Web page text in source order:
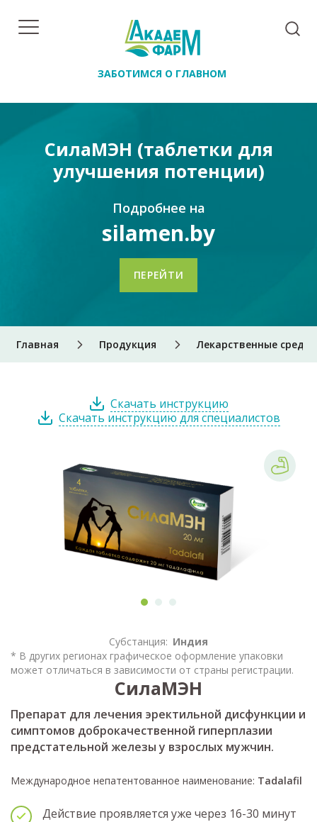
ЗАБОТИМСЯ О ГЛАВНОМ
Главная Продукция Лекарственные
СилаМЭН (таблетки для
улучшения потенции)
Подробнее на
silamen.by
ПЕРЕЙТИ
Скачать инструкцию
Скачать инструкцию для специалистов
Субстанция: Индия
* В других регионах графическое оформление упаковки
может отличаться в зависимости от страны регистрации.
СилаМЭН
Препарат для лечения эректильной дисфункции и
симптомов доброкачественной гиперплазии
предстательной железы у взрослых мужчин.
Международное непатентованное наименование: Tadalafil
Действие проявляется уже через 16-30 минут